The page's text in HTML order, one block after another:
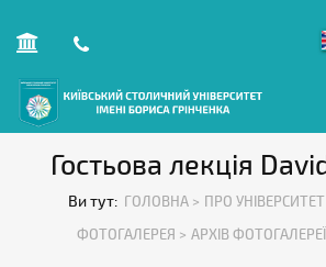
Гостьова лекція
Ви тут: ГОЛОВНА > ПРО УНІВЕРСИТЕТ
ФОТОГАЛЕРЕЯ > АРХІВ